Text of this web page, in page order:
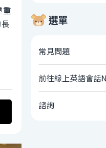
重
選單
常見問題
前往線上英語會話
諮詢